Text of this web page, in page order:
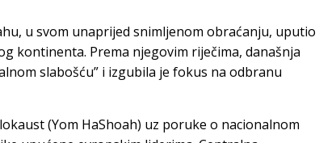
u svom unaprijed snimljenom obraćanju, uputio
kontinenta. Prema njegovim riječima, današnja
slabošću” i izgubila je fokus na odbranu
(Yom HaShoah) uz poruke o nacionalnom